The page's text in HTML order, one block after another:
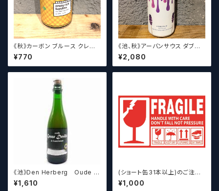
《秋》カーボン ブルース クレイ
ジーリッチルプリンズ Carbo
n Brews Crazy rich Lupulin
s【クラフトビール】
¥770
《池、秋》アーバンサウス ダブル
スピルド ロックザボート / Urba
n South HTX Double Spille
d: Rock the Boat【クラフトビ
¥2,080
《池》Den Herberg Oude G
euze Deville a L'acienne
デンヘルベルグ
¥1,610
(ショート缶31本以上)のご注文
の場合いこちらをご購入くださ
い。 【クラフトビール】
¥1,000